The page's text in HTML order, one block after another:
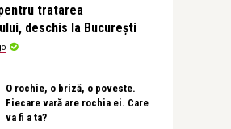
tratarea
deschis la București
O rochie, o briză, o poveste.
Fiecare vară are rochia ei. Care
va fi a ta?